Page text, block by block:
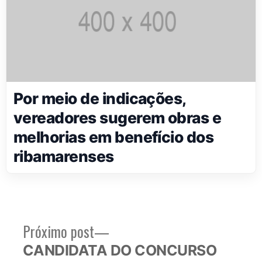
Por meio de indicações,
vereadores sugerem obras e
melhorias em benefício dos
ribamarenses
Navegação
Próximo post
Próximo
post:
CANDIDATA DO CONCURSO